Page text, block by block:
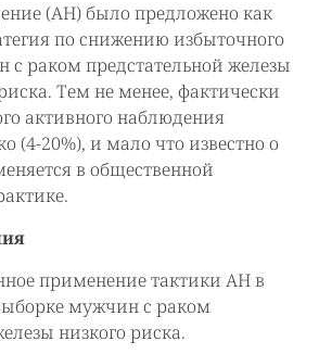
(АН) было предложено как
по снижению избыточного
с раком предстательной железы
Тем не менее, фактически
активного наблюдения
(4-20%), и мало что известно о
в общественной
применение тактики АН в
мужчин с раком
низкого риска.